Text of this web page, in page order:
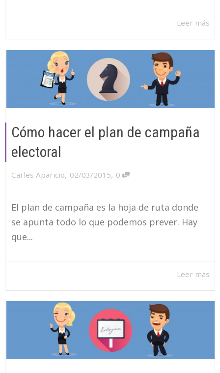
Leer más
Cómo hacer el plan de campaña
electoral
Carles Aparicio, 02/03/2015, 0
El plan de campaña es la hoja de ruta donde
se apunta todo lo que podemos prever. Hay
que...
Leer más